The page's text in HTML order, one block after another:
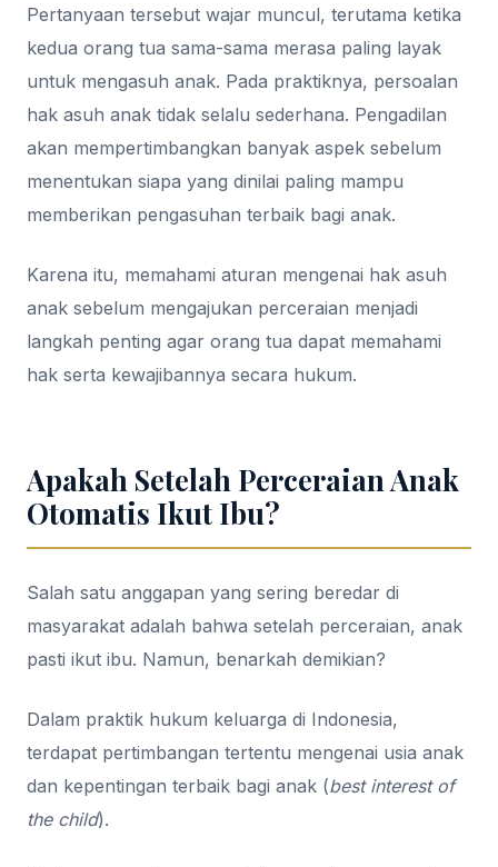
Pertanyaan tersebut wajar muncul, terutama ketika
kedua orang tua sama-sama merasa paling layak
untuk mengasuh anak. Pada praktiknya, persoalan
hak asuh anak tidak selalu sederhana. Pengadilan
akan mempertimbangkan banyak aspek sebelum
menentukan siapa yang dinilai paling mampu
memberikan pengasuhan terbaik bagi anak.
Karena itu, memahami aturan mengenai hak asuh
anak sebelum mengajukan perceraian menjadi
langkah penting agar orang tua dapat memahami
hak serta kewajibannya secara hukum.
Apakah Setelah Perceraian Anak
Otomatis Ikut Ibu?
Salah satu anggapan yang sering beredar di
masyarakat adalah bahwa setelah perceraian, anak
pasti ikut ibu. Namun, benarkah demikian?
Dalam praktik hukum keluarga di Indonesia,
terdapat pertimbangan tertentu mengenai usia anak
dan kepentingan terbaik bagi anak (best interest of
the child).